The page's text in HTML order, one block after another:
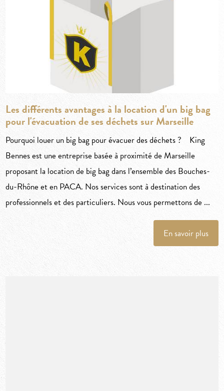
Les différents avantages à la location d'un big bag
pour l'évacuation de ses déchets sur Marseille
Pourquoi louer un big bag pour évacuer des déchets ? King
Bennes est une entreprise basée à proximité de Marseille
proposant la location de big bag dans l’ensemble des Bouches-
du-Rhône et en PACA. Nos services sont à destination des
professionnels et des particuliers. Nous vous permettons de ...
En savoir plus